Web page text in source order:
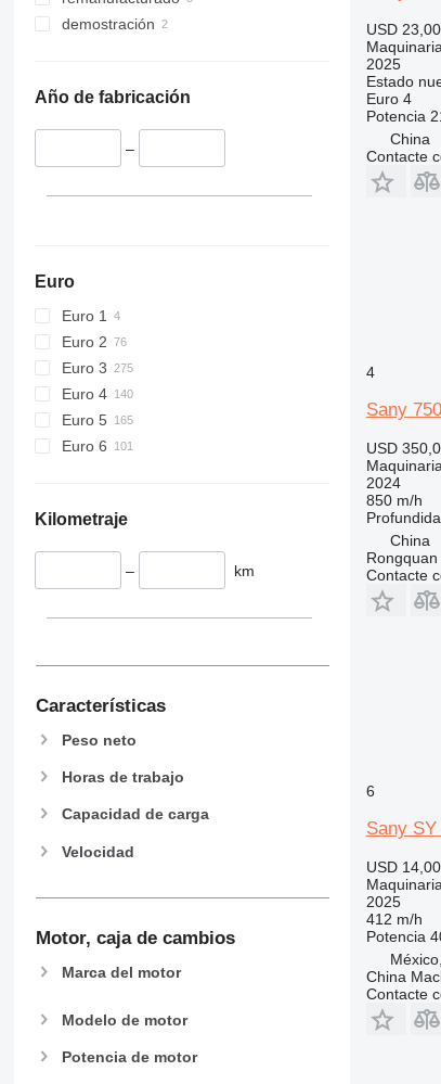
420
428
430
907
908
910
914
918
924
930
931
963
973
980
988
AP
C-series
CS
demostración
Año de fabricación
–
Euro
Euro 1
Euro 2
Euro 3
Euro 4
Euro 5
Euro 6
Kilometraje
– km
Características
Peso neto
Horas de trabajo
Capacidad de carga
Velocidad
Motor, caja de cambios
Marca del motor
Modelo de motor
Potencia de motor
USD
2025
Estado
Euro 4
Potencia
China
Contacte
4
Sany
USD
2024
850 m/h
China
Contacte
6
Sany SY
USD
2025
412 m/h
Potencia
China
Contacte